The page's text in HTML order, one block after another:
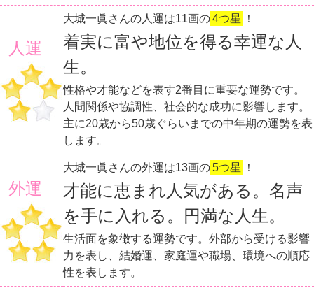
人運
大城一眞さんの人運は11画の4つ星 ！
着実に富や地位を得る幸運な人
生。
性格や才能などを表す2番目に重要な運勢です。
人間関係や協調性、社会的な成功に影響します。
主に20歳から50歳ぐらいまでの中年期の運勢を表
します。
外運
大城一眞さんの外運は13画の5つ星 ！
才能に恵まれ人気がある。名声
を手に入れる。円満な人生。
生活面を象徴する運勢です。外部から受ける影響
力を表し、結婚運、家庭運や職場、環境への順応
性を表します。